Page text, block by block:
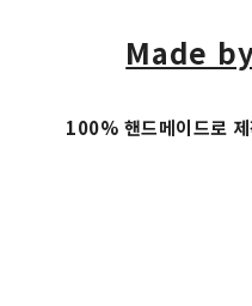
Made
100% 핸드메이드로